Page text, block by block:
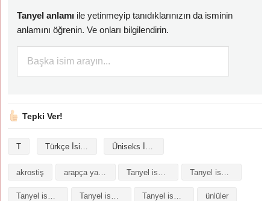
Tanyel anlamı ile yetinmeyip tanıdıklarınızın da isminin
anlamını öğrenin. Ve onları bilgilendirin.
Tepki Ver!
T Türkçe İsimler Üniseks İsimler
akrostiş arapça yazılışı
Tanyel isminin baş harfleriyle şiir Tanyel isminin kökeni Tanyel isminin numerolojisi ünlüler